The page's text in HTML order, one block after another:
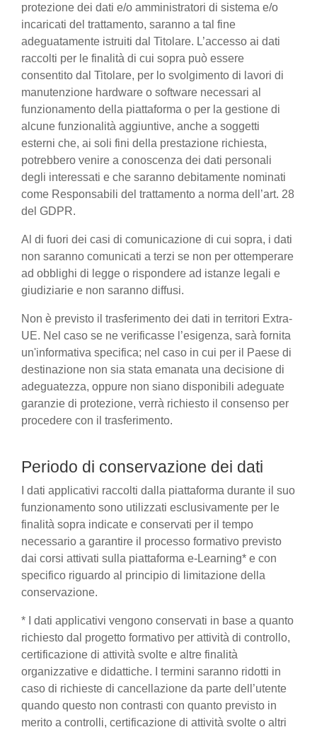
protezione dei dati e/o amministratori di sistema e/o
incaricati del trattamento, saranno a tal fine
adeguatamente istruiti dal Titolare. L’accesso ai dati
raccolti per le finalità di cui sopra può essere
consentito dal Titolare, per lo svolgimento di lavori di
manutenzione hardware o software necessari al
funzionamento della piattaforma o per la gestione di
alcune funzionalità aggiuntive, anche a soggetti
esterni che, ai soli fini della prestazione richiesta,
potrebbero venire a conoscenza dei dati personali
degli interessati e che saranno debitamente nominati
come Responsabili del trattamento a norma dell’art. 28
del GDPR.
Al di fuori dei casi di comunicazione di cui sopra, i dati
non saranno comunicati a terzi se non per ottemperare
ad obblighi di legge o rispondere ad istanze legali e
giudiziarie e non saranno diffusi.
Non è previsto il trasferimento dei dati in territori Extra-
UE. Nel caso se ne verificasse l’esigenza, sarà fornita
un'informativa specifica; nel caso in cui per il Paese di
destinazione non sia stata emanata una decisione di
adeguatezza, oppure non siano disponibili adeguate
garanzie di protezione, verrà richiesto il consenso per
procedere con il trasferimento.
Periodo di conservazione dei dati
I dati applicativi raccolti dalla piattaforma durante il suo
funzionamento sono utilizzati esclusivamente per le
finalità sopra indicate e conservati per il tempo
necessario a garantire il processo formativo previsto
dai corsi attivati sulla piattaforma e-Learning* e con
specifico riguardo al principio di limitazione della
conservazione.
* I dati applicativi vengono conservati in base a quanto
richiesto dal progetto formativo per attività di controllo,
certificazione di attività svolte e altre finalità
organizzative e didattiche. I termini saranno ridotti in
caso di richieste di cancellazione da parte dell’utente
quando questo non contrasti con quanto previsto in
merito a controlli, certificazione di attività svolte o altri